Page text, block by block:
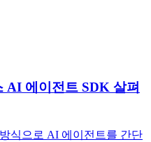
AI 에이전트 SDK 살펴
식으로 AI 에이전트를 간단